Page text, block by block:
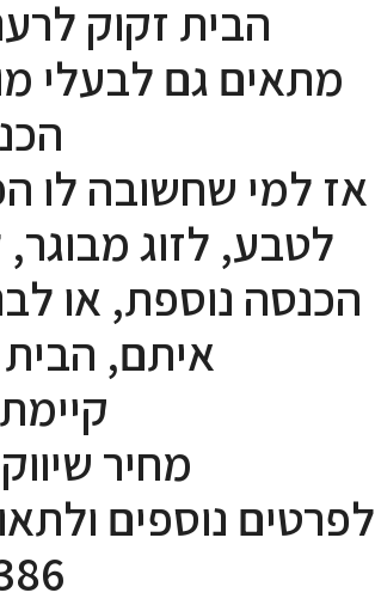
הבית זקוק
מתאים גם לבעלי
אז למי שחשובה לו
לטבע, לזוג
הכנסה נוספת, או
איתם,
מחיר שיווק: 3,900,000
לפרטים נוספים